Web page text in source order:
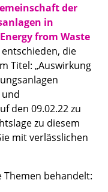
der
in
Energy from Waste
die
Titel: „Auswirkung
den 09.02.22 zu
zu diesem
mit verlässlichen
behandelt: